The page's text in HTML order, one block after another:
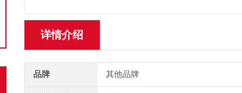
详情介绍
品牌 其他品牌